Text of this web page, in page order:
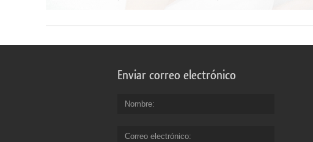
Enviar correo electrónico
Nombre
Correo electrónico